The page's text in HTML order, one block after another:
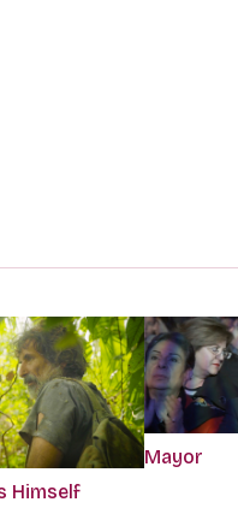
Himself
Mayor